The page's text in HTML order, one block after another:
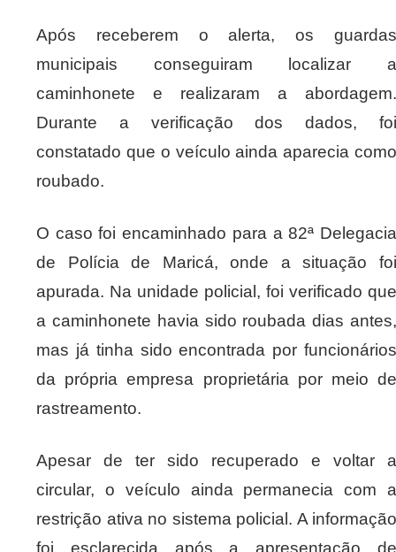
Após receberem o alerta, os guardas
municipais conseguiram localizar a
caminhonete e realizaram a abordagem.
Durante a verificação dos dados, foi
constatado que o veículo ainda aparecia como
roubado.
O caso foi encaminhado para a 82ª Delegacia
de Polícia de Maricá, onde a situação foi
apurada. Na unidade policial, foi verificado que
a caminhonete havia sido roubada dias antes,
mas já tinha sido encontrada por funcionários
da própria empresa proprietária por meio de
rastreamento.
Apesar de ter sido recuperado e voltar a
circular, o veículo ainda permanecia com a
restrição ativa no sistema policial. A informação
foi esclarecida após a apresentação de